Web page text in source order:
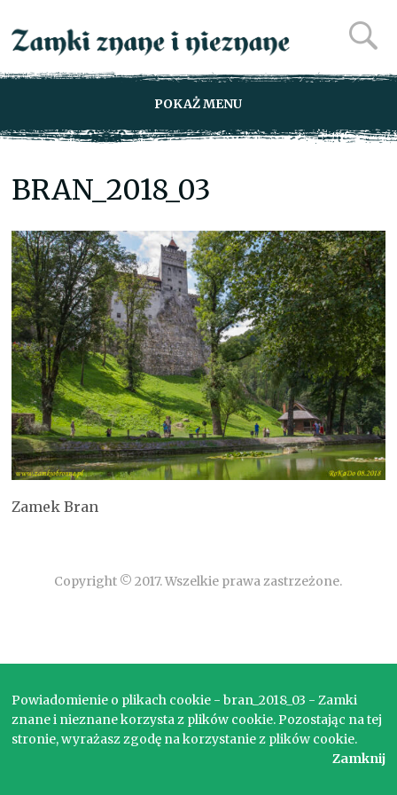
POKAŻ MENU
BRAN_2018_03
Zamek Bran
Copyright © 2017. Wszelkie prawa zastrzeżone.
Powiadomienie o plikach cookie - bran_2018_03 - Zamki
znane i nieznane korzysta z plików cookie. Pozostając na tej
stronie, wyrażasz zgodę na korzystanie z plików cookie.
Zamknij